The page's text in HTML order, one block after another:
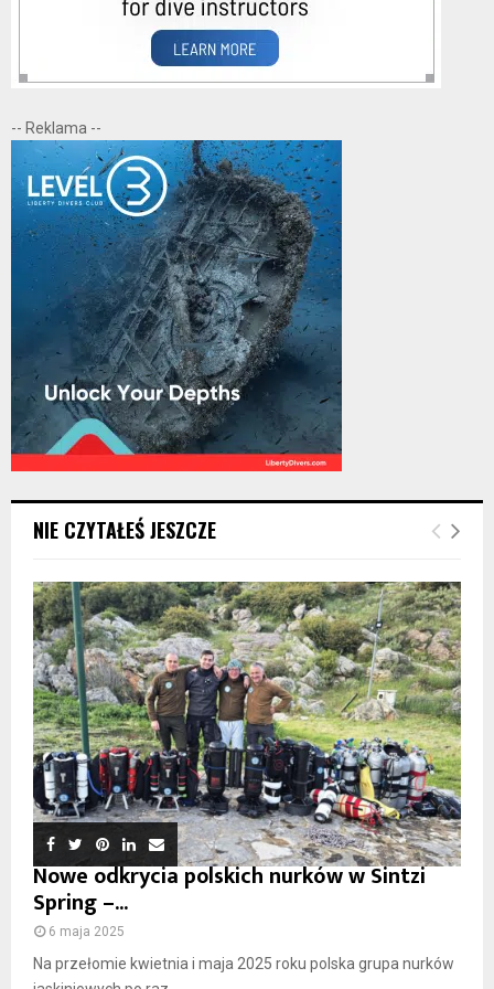
-- Reklama --
NIE CZYTAŁEŚ JESZCZE
Nowe odkrycia polskich nurków w Sintzi
Spring –...
6 maja 2025
Na przełomie kwietnia i maja 2025 roku polska grupa nurków